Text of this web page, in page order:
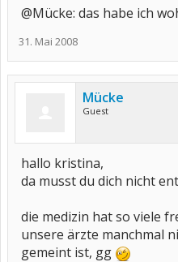
@Mücke: das habe ich
31. Mai 2008
Mücke
Guest
hallo kristina,
da musst du dich nicht
die medizin hat so viele
unsere ärzte manchmal
gemeint ist, gg